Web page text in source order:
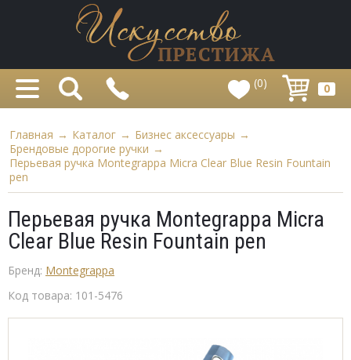
(0) 0
Главная → Каталог → Бизнес аксессуары →
Брендовые дорогие ручки →
Перьевая ручка Montegrappa Micra Clear Blue Resin Fountain
pen
Перьевая ручка Montegrappa Micra
Clear Blue Resin Fountain pen
Бренд: Montegrappa
Код товара: 101-5476